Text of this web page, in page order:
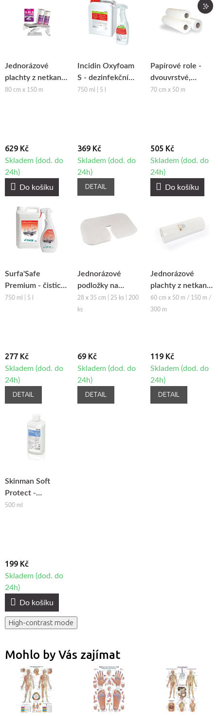
Jednorázové
plachty z netkané
textilie
80 cm x 150 m
629 Kč
Skladem (dod. do
24h)
Do košíku
Incidin Oxyfoam
S - dezinfekční
prostředek s
750 ml | 5 l
369 Kč
Skladem (dod. do
24h)
DETAIL
Papírové role -
dvouvrstvé,
perforované 70,
70 cm x 50 m
505 Kč
Skladem (dod. do
24h)
Do košíku
Surfa'Safe
Premium - čisticí
prostředek na
750 ml | 5 l
277 Kč
Skladem (dod. do
24h)
DETAIL
Jednorázové
podložky na
podhlavník z
netkané textilie
28 x 35 cm | 25 ks | 200
ks
69 Kč
Skladem (dod. do
24h)
DETAIL
Jednorázové
plachty z netkané
textilie Fabulo v
roli, 60cm
60 cm x 50 m / 150 m /
300 m
119 Kč
Skladem (dod. do
24h)
DETAIL
Skinman Soft
Protect -
dezinfekční
500 ml
199 Kč
Skladem (dod. do
24h)
Do košíku
High-contrast mode
Mohlo by Vás zajímat